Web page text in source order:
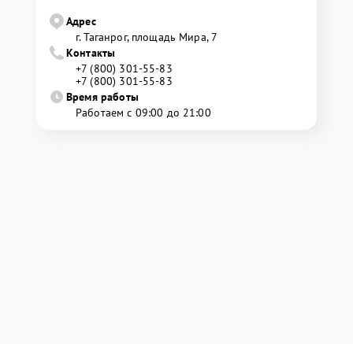
Адрес
г. Таганрог, площадь Мира, 7
Контакты
+7 (800) 301-55-83
+7 (800) 301-55-83
Время работы
Работаем с 09:00 до 21:00